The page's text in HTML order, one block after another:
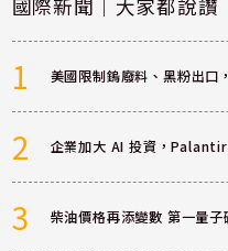
國際新聞｜大家都說讚
1 美國限制鎢廢料、黑粉出口
2 企業加大 AI 投資，
3 柴油價格再添變數 第一量